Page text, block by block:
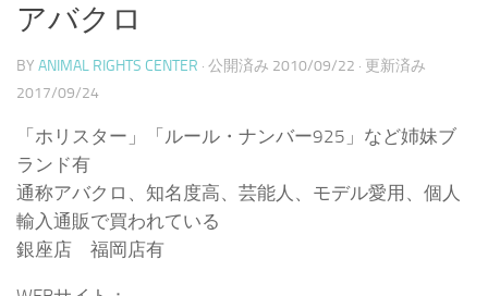
アバクロ
BY ANIMAL RIGHTS CENTER · 公開済み 2010/09/22 · 更新済み
2017/09/24
「ホリスター」「ルール・ナンバー925」など姉妹ブ
ランド有
通称アバクロ、知名度高、芸能人、モデル愛用、個人
輸入通販で買われている
銀座店 福岡店有